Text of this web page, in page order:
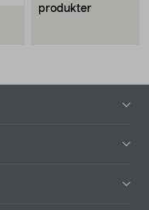
produkter